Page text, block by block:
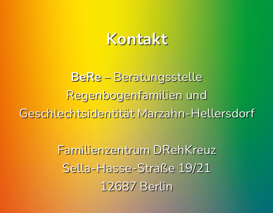
Kontakt
BeRe– Beratungsstelle
Regenbogenfamilien und
Geschlechtsidentität Marzahn-Hellersdorf
Familienzentrum DRehKreuz
Sella-Hasse-Straße 19/21
12687 Berlin